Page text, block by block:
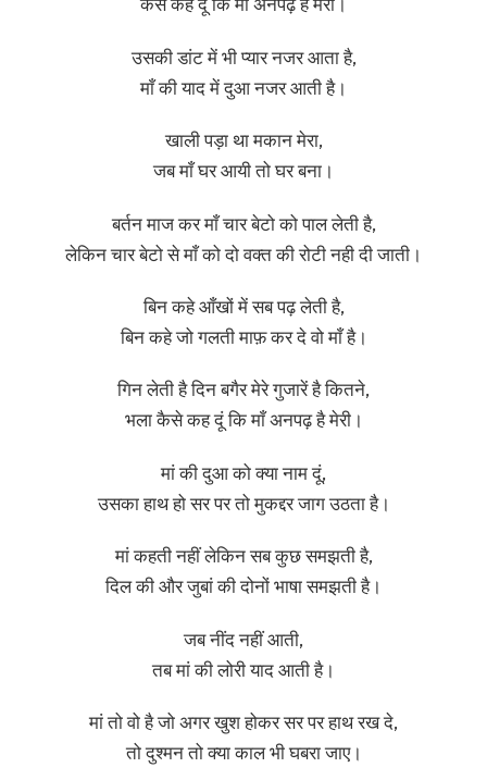
उसकी डांट में भी प्यार नजर आता है,
माँ की याद में दुआ नजर आती है।
खाली पड़ा था मकान मेरा,
जब माँ घर आयी तो घर बना।
बर्तन माज कर माँ चार बेटो को पाल लेती है,
लेकिन चार बेटो से माँ को दो वक्त की रोटी नही दी जाती।
बिन कहे आँखों में सब पढ़ लेती है,
बिन कहे जो गलती माफ़ कर दे वो माँ है।
गिन लेती है दिन बगैर मेरे गुजारें है कितने,
भला कैसे कह दूं कि माँ अनपढ़ है मेरी।
मां की दुआ को क्या नाम दूं,
उसका हाथ हो सर पर तो मुकद्दर जाग उठता है।
मां कहती नहीं लेकिन सब कुछ समझती है,
दिल की और जुबां की दोनों भाषा समझती है।
जब नींद नहीं आती,
तब मां की लोरी याद आती है।
मां तो वो है जो अगर खुश होकर सर पर हाथ रख दे,
तो दुश्मन तो क्या काल भी घबरा जाए।